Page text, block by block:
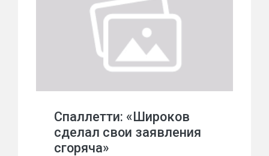
Спаллетти: «Широков
сделал свои заявления
сгоряча»